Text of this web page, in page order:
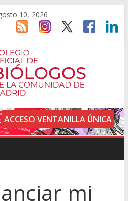
10, 2026
ACCESO VENTANILLA ÚNICA
mi